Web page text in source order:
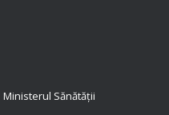
Ministerul Sănătății